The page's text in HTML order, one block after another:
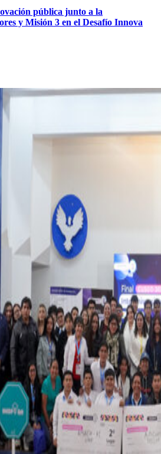
pública junto a la
y Misión 3 en el Desafío Innova